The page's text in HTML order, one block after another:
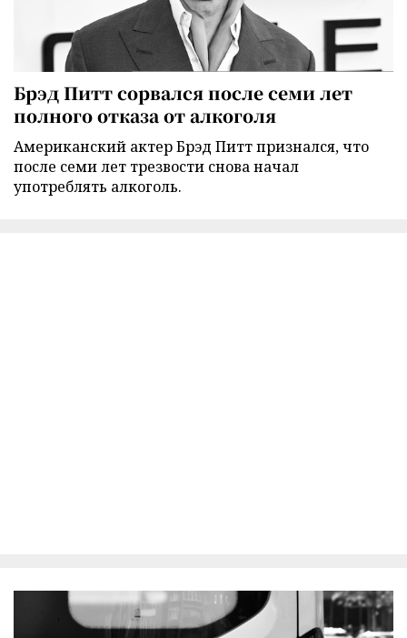
Брэд Питт сорвался после семи лет
полного отказа от алкоголя
Американский актер Брэд Питт признался, что
после семи лет трезвости снова начал
употреблять алкоголь.